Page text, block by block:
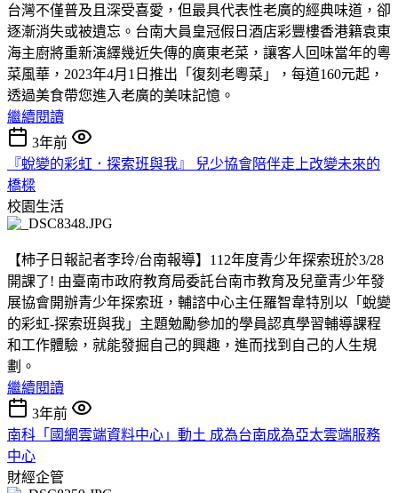
台灣不僅普及且深受喜愛，但最具代表性老廣的經典味道，卻
逐漸消失或被遺忘。台南大員皇冠假日酒店彩豐樓香港籍袁東
海主廚將重新演繹幾近失傳的廣東老菜，讓客人回味當年的粵
菜風華，2023年4月1日推出「復刻老粵菜」，每道160元起，
透過美食帶您進入老廣的美味記憶。
繼續閱讀
3年前
『蛻變的彩虹．探索班與我』 兒少協會陪伴走上改變未來的
橋樑
校園生活
【柿子日報記者李玲/台南報導】112年度青少年探索班於3/28
開課了! 由臺南市政府教育局委託台南市教育及兒童青少年發
展協會開辦青少年探索班，輔諮中心主任羅智韋特別以「蛻變
的彩虹-探索班與我」主題勉勵參加的學員認真學習輔導課程
和工作體驗，就能發掘自己的興趣，進而找到自己的人生規
劃。
繼續閱讀
3年前
南科「國網雲端資料中心」動土 成為台南成為亞太雲端服務
中心
財經企管